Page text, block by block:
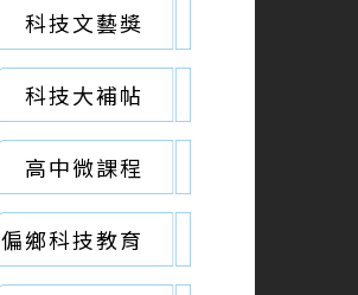
科技文藝獎
科技大補帖
高中微課程
偏鄉科技教育